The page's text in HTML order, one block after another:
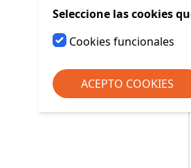
Seleccione las cookies
Cookies funcionales
ACEPTO COOKIES